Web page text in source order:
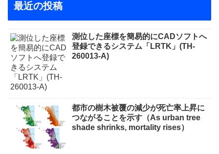
最近の投稿
測位した座標を簡易的にCADソフトへ
登録できるシステム「LRTK」(TH-
260013-A)
都市の樹木被覆の減少が死亡率上昇に
つながることを示す（As urban tree
shade shrinks, mortality rises）